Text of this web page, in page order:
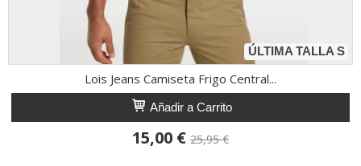
ÚLTIMA TALLA S
Lois Jeans Camiseta Frigo Central...
Añadir a Carrito
15,00 € 25,95 €